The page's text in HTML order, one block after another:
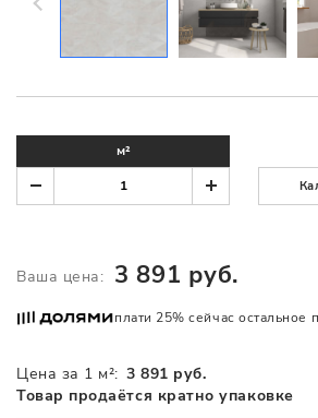
Цена за 1 м²: 3 891 руб.
Товар продаётся кратно упаковке
м²
Ваша цена: 3 891 руб.
плати 25% сейчас остальное